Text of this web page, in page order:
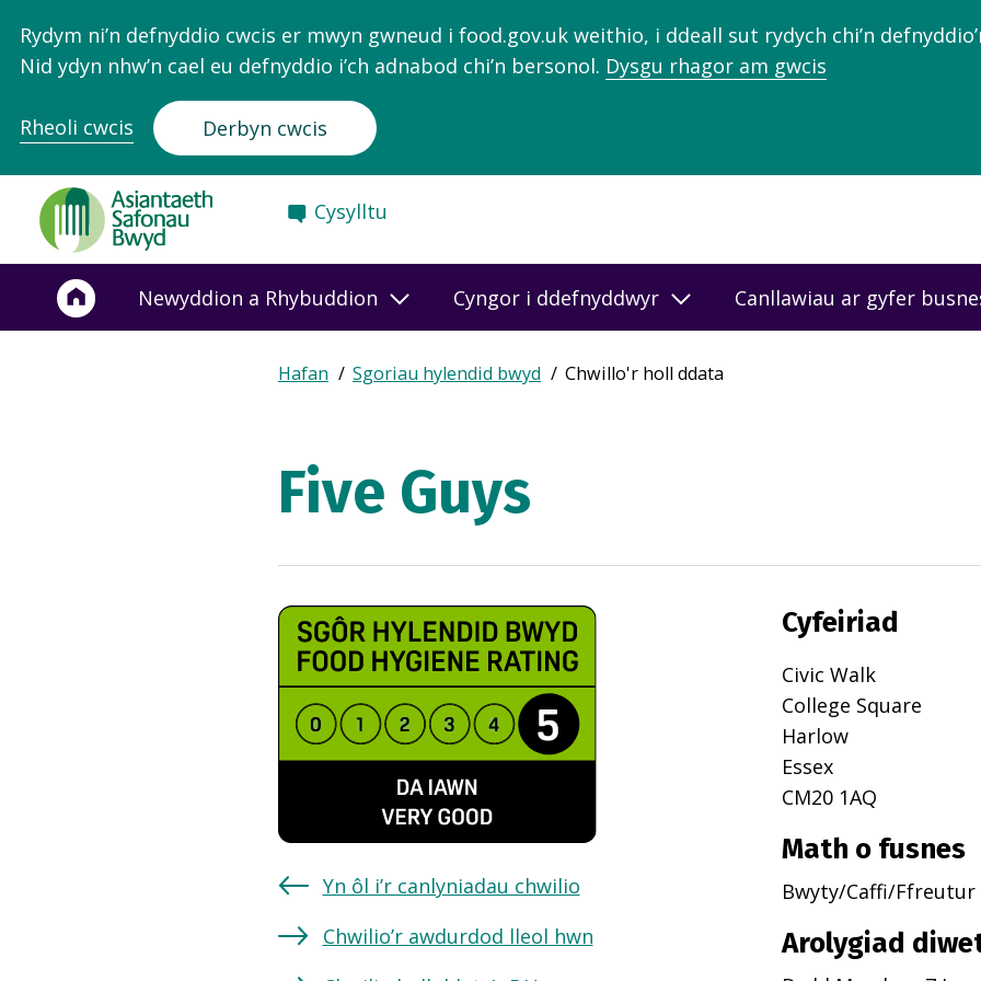
Rydym ni’n defnyddio cwcis er mwyn gwneud i food.gov.uk weithio, i ddeall sut rydych chi’n
Nid ydyn nhw’n cael eu defnyddio i’ch adnabod chi’n bersonol. Dysgu rhagor am gwcis
Rheoli cwcis Derbyn cwcis
Food
Standards
Agency
Frontpage
Cysylltu
Newyddion a Rhybuddion Cyngor i ddefnyddwyr Canllawiau ar gyfer
Breadcrumb
Expand
breadcrumb
Hafan Sgoriau hylendid bwyd Chwillo'r holl ddata
Five Guys
Yn ôl i’r canlyniadau chwilio
Chwilio’r awdurdod lleol hwn
Cyfeiriad
Civic Walk
College Square
Harlow
Essex
CM20 1AQ
Math o fusnes
Bwyty/Caffi/Ffreutur
Arolygiad